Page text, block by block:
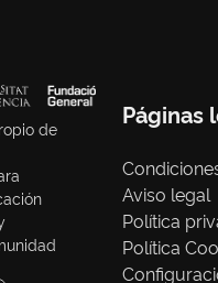
de
Páginas
Aviso legal
Política
Política